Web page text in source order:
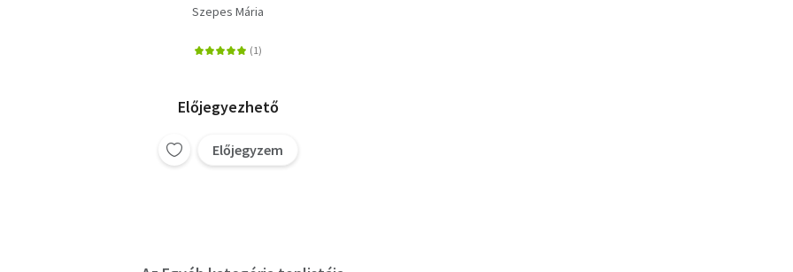
Szepes Mária
Előjegyezhető
Előjegyzem